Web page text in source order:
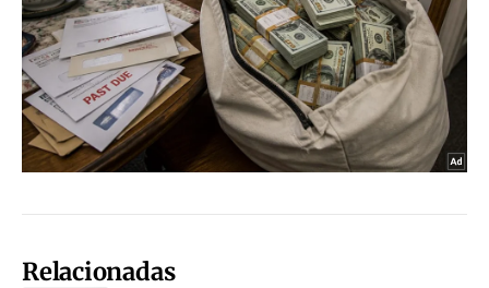
Relacionadas